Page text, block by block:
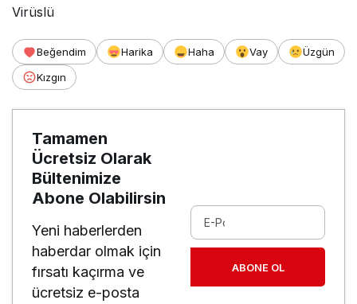
Virüslü
Beğendim Harika Haha Vay
Üzgün
Kızgın
Tamamen
Ücretsiz Olarak
Bültenimize
Abone Olabilirsin
Yeni haberlerden
haberdar olmak için
fırsatı kaçırma ve
ücretsiz e-posta
ABONE OL